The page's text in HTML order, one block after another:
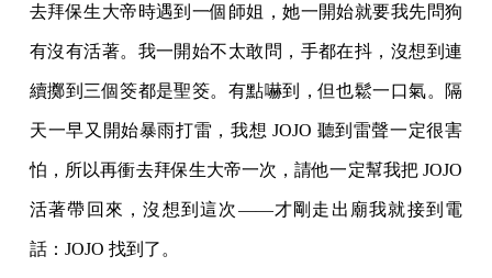
去拜保生大帝時遇到一個師姐，她一開始就要我先問狗
有沒有活著。我一開始不太敢問，手都在抖，沒想到連
續擲到三個筊都是聖筊。有點嚇到，但也鬆一口氣。隔
天一早又開始暴雨打雷，我想 JOJO 聽到雷聲一定很害
怕，所以再衝去拜保生大帝一次，請他一定幫我把 JOJO
活著帶回來，沒想到這次——才剛走出廟我就接到電
話：JOJO 找到了。